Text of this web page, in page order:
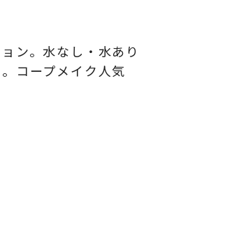
ン。水なし・水あり
コープメイク人気